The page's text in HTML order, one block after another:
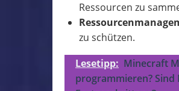
Ressourcen zu
zu schützen.
Lesetipp: Minecraft
programmieren?